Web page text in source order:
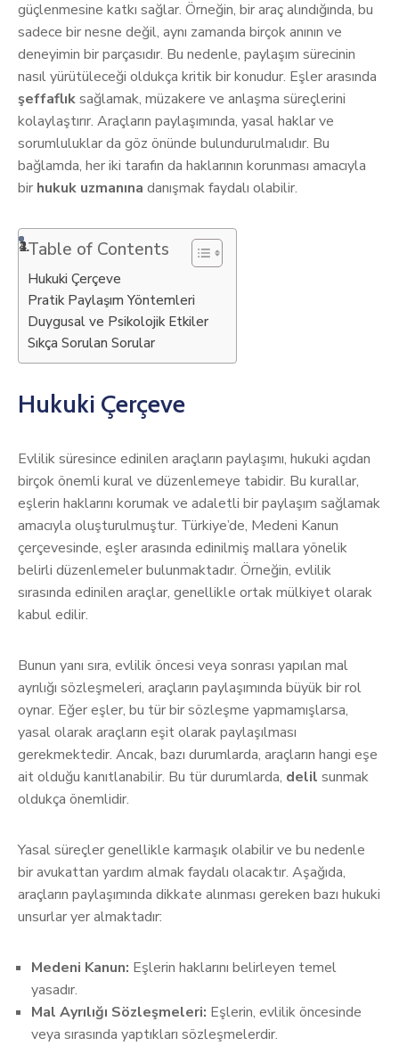
güçlenmesine katkı sağlar. Örneğin, bir araç alındığında, bu
sadece bir nesne değil, aynı zamanda birçok anının ve
deneyimin bir parçasıdır. Bu nedenle, paylaşım sürecinin
nasıl yürütüleceği oldukça kritik bir konudur. Eşler arasında
şeffaflıksağlamak, müzakere ve anlaşma süreçlerini
kolaylaştırır. Araçların paylaşımında, yasal haklar ve
sorumluluklar da göz önünde bulundurulmalıdır. Bu
bağlamda, her iki tarafın da haklarının korunması amacıyla
bir hukuk uzmanına danışmak faydalı olabilir.
Table of Contents
Hukuki Çerçeve
Pratik Paylaşım Yöntemleri
Duygusal ve Psikolojik Etkiler
Sıkça Sorulan Sorular
Hukuki Çerçeve
Evlilik süresince edinilen araçların paylaşımı, hukuki açıdan
birçok önemli kural ve düzenlemeye tabidir. Bu kurallar,
eşlerin haklarını korumak ve adaletli bir paylaşım sağlamak
amacıyla oluşturulmuştur. Türkiye’de, Medeni Kanun
çerçevesinde, eşler arasında edinilmiş mallara yönelik
belirli düzenlemeler bulunmaktadır. Örneğin, evlilik
sırasında edinilen araçlar, genellikle ortak mülkiyet olarak
kabul edilir.
Bunun yanı sıra, evlilik öncesi veya sonrası yapılan mal
ayrılığı sözleşmeleri, araçların paylaşımında büyük bir rol
oynar. Eğer eşler, bu tür bir sözleşme yapmamışlarsa,
yasal olarak araçların eşit olarak paylaşılması
gerekmektedir. Ancak, bazı durumlarda, araçların hangi eşe
ait olduğu kanıtlanabilir. Bu tür durumlarda, delil sunmak
oldukça önemlidir.
Yasal süreçler genellikle karmaşık olabilir ve bu nedenle
bir avukattan yardım almak faydalı olacaktır. Aşağıda,
araçların paylaşımında dikkate alınması gereken bazı hukuki
unsurlar yer almaktadır:
Medeni Kanun: Eşlerin haklarını belirleyen temel
yasadır.
Mal Ayrılığı Sözleşmeleri: Eşlerin, evlilik öncesinde
veya sırasında yaptıkları sözleşmelerdir.